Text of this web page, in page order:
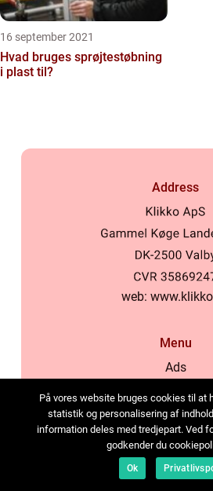
16 september 2021
Hvad bruges sprøjtestøbning
i plast til?
Address
web:
Menu
Ads
Cookies
Contact
Sitemap
På vores website bruges cookies til at
statistik og personalisering af
information deles med tredjepart. Ved
godkender du
Ok